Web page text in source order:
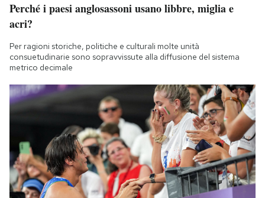
Perché i paesi anglosassoni usano libbre, miglia e
acri?
Per ragioni storiche, politiche e culturali molte unità
consuetudinarie sono sopravvissute alla diffusione del sistema
metrico decimale